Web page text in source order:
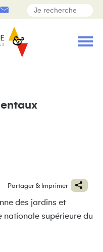
Partager & Imprimer
des jardins et
nationale supérieure du